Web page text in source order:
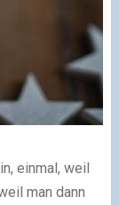
einmal, weil
man dann